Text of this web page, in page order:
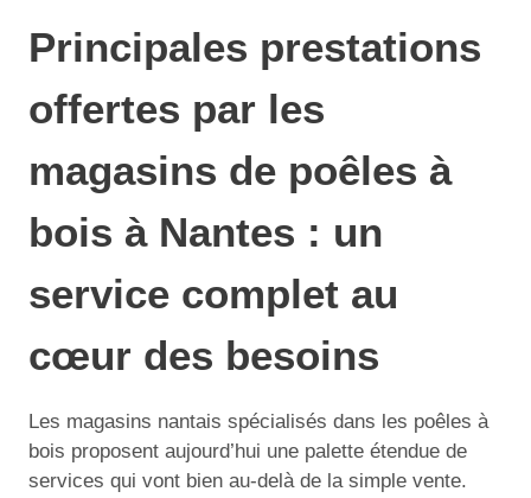
Principales prestations
offertes par les
magasins de poêles à
bois à Nantes : un
service complet au
cœur des besoins
Les magasins nantais spécialisés dans les poêles à
bois proposent aujourd’hui une palette étendue de
services qui vont bien au-delà de la simple vente.